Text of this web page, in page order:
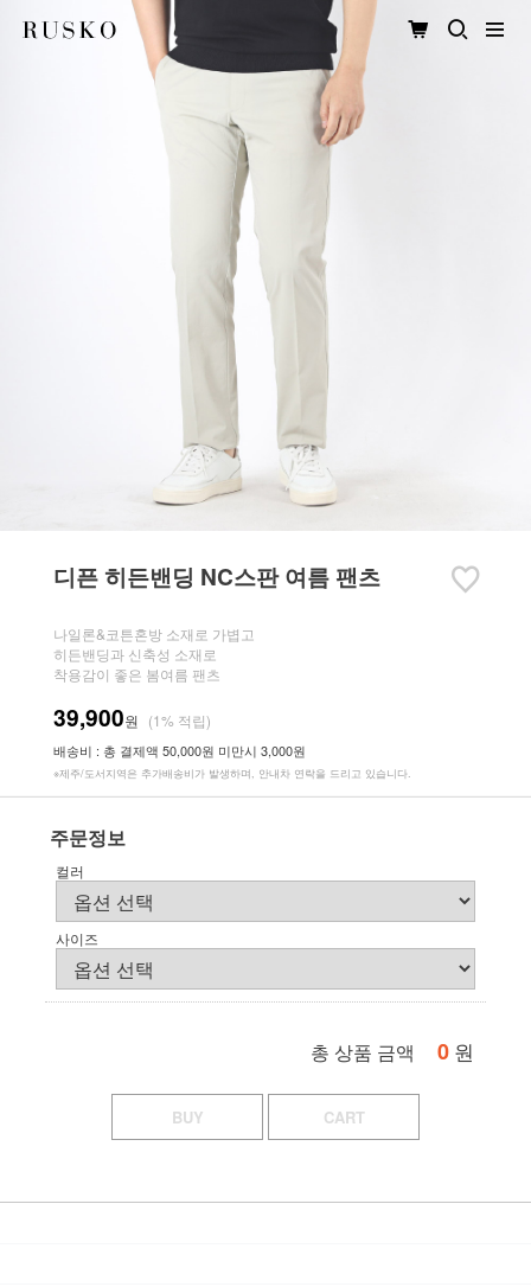
디픈 히든밴딩 NC스판 여름 팬츠
나일론&코튼혼방 소재로 가볍고
히든밴딩과 신축성 소재로
착용감이 좋은 봄여름 팬츠
39,900원 (1% 적립)
배송비 : 총 결제액 50,000원 미만시 3,000원
※제주/도서지역은 추가배송비가 발생하며, 안내차 연락을 드리고 있습니다.
주문정보
컬러
사이즈
총 상품 금액 0 원
BUY CART